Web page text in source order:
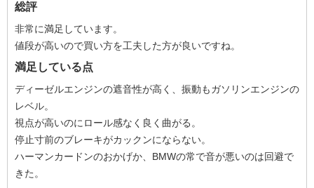
総評
非常に満足しています。
値段が高いので買い方を工夫した方が良いですね。
満足している点
ディーゼルエンジンの遮音性が高く、振動もガソリンエンジンの
レベル。
視点が高いのにロール感なく良く曲がる。
停止寸前のブレーキがカックンにならない。
ハーマンカードンのおかげか、BMWの常で音が悪いのは回避で
きた。